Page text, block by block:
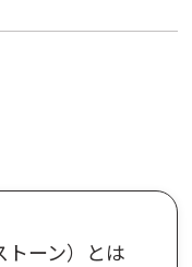
ーン）とは